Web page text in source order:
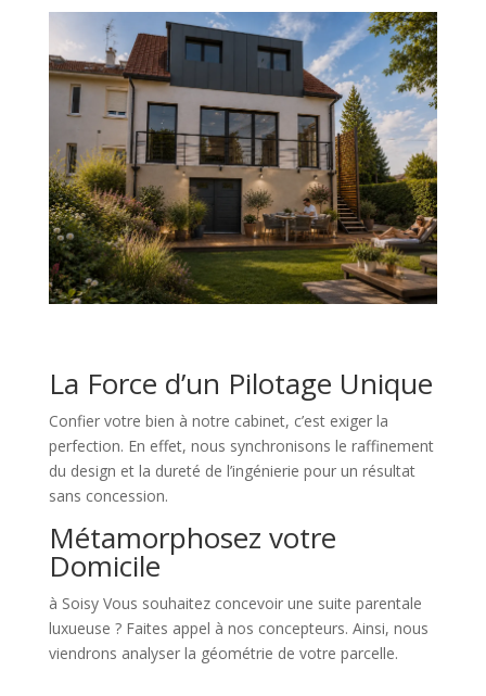
La Force d’un Pilotage Unique
Confier votre bien à notre cabinet, c’est exiger la
perfection. En effet, nous synchronisons le raffinement
du design et la dureté de l’ingénierie pour un résultat
sans concession.
Métamorphosez votre
Domicile
à Soisy Vous souhaitez concevoir une suite parentale
luxueuse ? Faites appel à nos concepteurs. Ainsi, nous
viendrons analyser la géométrie de votre parcelle.